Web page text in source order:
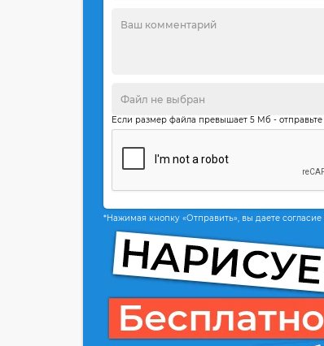
Если размер файла превышает 5 Мб - отправьте
*Нажимая кнопку «Отправить», вы даете